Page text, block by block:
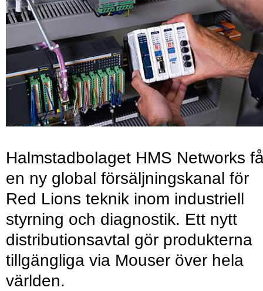
Halmstadbolaget HMS Networks
en ny global försäljningskanal för
Red Lions teknik inom industriell
styrning och diagnostik. Ett nytt
distributionsavtal gör produkterna
tillgängliga via Mouser över hela
världen.